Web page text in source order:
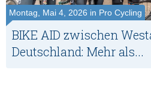
Montag, Mai 4, 2026 in Pro Cycling
BIKE AID zwischen
Deutschland: Mehr als...